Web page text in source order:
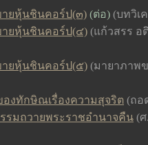
ายหุ้นชินคอร์ป(๓) (ต่อ) (บทวิเ
ายหุ้นชินคอร์ป(๔) (แก้วสรร อ
ายหุ้นชินคอร์ป(๕) (มายาภาพ
ของทักษิณเรื่องความสุจริต (ถอ
รมถวายพระราชอำนาจคืน (